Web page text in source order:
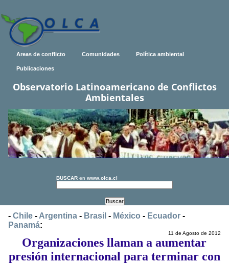
Areas de conflicto Comunidades Política ambiental
Publicaciones
Observatorio Latinoamericano de Conflictos
Ambientales
BUSCAR en www.olca.cl
- Chile - Argentina - Brasil - México - Ecuador -
Panamá:
11 de Agosto de 2012
Organizaciones llaman a aumentar
presión internacional para terminar con